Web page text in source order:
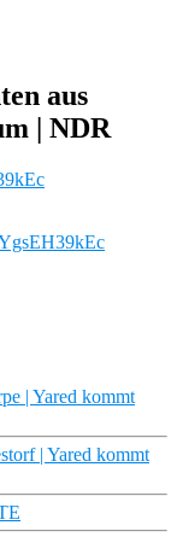
aus
| NDR
| Yared kommt
| Yared kommt